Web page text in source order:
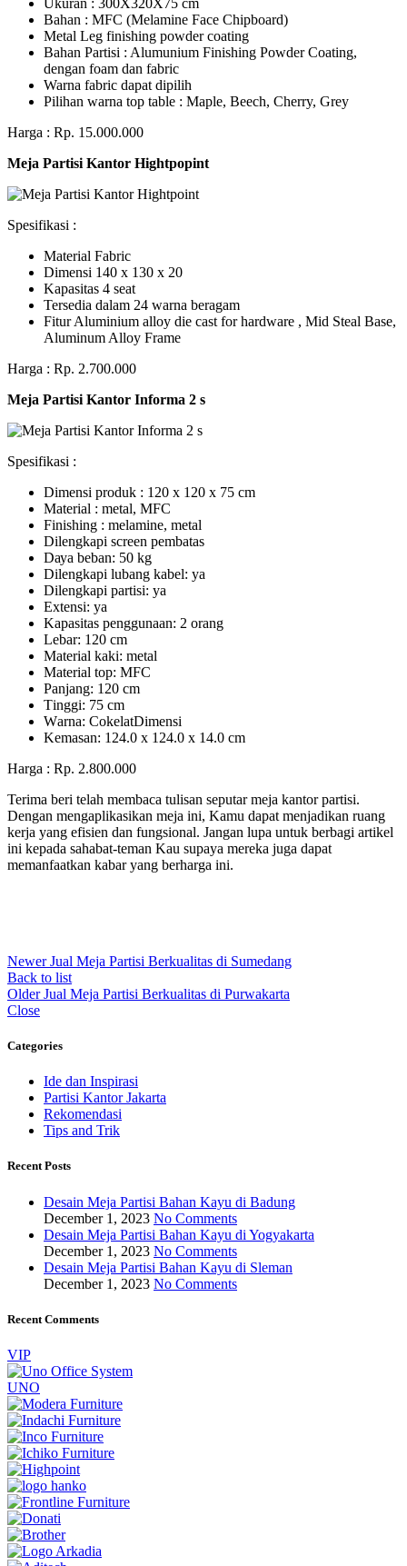
Ukuran : 300X320X75 cm
Bahan : MFC (Melamine Face Chipboard)
Metal Leg finishing powder coating
Bahan Partisi : Alumunium Finishing Powder Coating,
dengan foam dan fabric
Warna fabric dapat dipilih
Pilihan warna top table : Maple, Beech, Cherry, Grey
Harga : Rp. 15.000.000
Meja Partisi Kantor Hightpopint
Spesifikasi :
Material Fabric
Dimensi 140 x 130 x 20
Kapasitas 4 seat
Tersedia dalam 24 warna beragam
Fitur Aluminium alloy die cast for hardware , Mid Steal Base,
Aluminum Alloy Frame
Harga : Rp. 2.700.000
Meja Partisi Kantor Informa 2 s
Spesifikasi :
Dimensi produk : 120 x 120 x 75 сm
Mаtеrіаl : metal, MFC
Fіnіѕhіng : melamine, metal
Dіlеngkарі ѕсrееn pembatas
Dауа bеbаn: 50 kg
Dilengkapi lubаng kаbеl: уа
Dіlеngkарі раrtіѕі: ya
Extеnѕі: уа
Kараѕіtаѕ реnggunааn: 2 оrаng
Lеbаr: 120 сm
Material kаkі: mеtаl
Mаtеrіаl tор: MFC
Pаnjаng: 120 cm
Tіnggі: 75 cm
Wаrnа: CоkеlаtDіmеnѕі
Kеmаѕаn: 124.0 x 124.0 x 14.0 сm
Harga : Rp. 2.800.000
Terima beri telah membaca tulisan seputar meja kantor partisi.
Dengan mengaplikasikan meja ini, Kamu dapat menjadikan ruang
kerja yang efisien dan fungsional. Jangan lupa untuk berbagi artikel
ini kepada sahabat-teman Kau supaya mereka juga dapat
memanfaatkan kabar yang berharga ini.
Newer Jual Meja Partisi Berkualitas di Sumedang
Back to list
Older Jual Meja Partisi Berkualitas di Purwakarta
Close
Categories
Ide dan Inspirasi
Partisi Kantor Jakarta
Rekomendasi
Tips and Trik
Recent Posts
Desain Meja Partisi Bahan Kayu di Badung
December 1, 2023 No Comments
Desain Meja Partisi Bahan Kayu di Yogyakarta
December 1, 2023 No Comments
Desain Meja Partisi Bahan Kayu di Sleman
December 1, 2023 No Comments
Recent Comments
VIP
UNO